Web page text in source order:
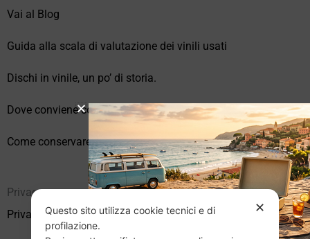
Vai al Blog
Guida alla scala di valutazione dei vinili usati
Dischi in vinile, un po’ di storia.
Dove conviene comprare vinili online?
Come conservare correttamente i vinili usati
Privacy
Privacy Policy
✕
Questo sito utilizza cookie tecnici e di
profilazione.